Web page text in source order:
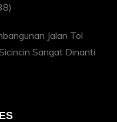
Jalan Tol
Sangat Dinanti